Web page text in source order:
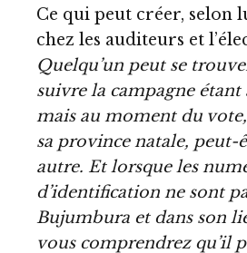
Ce qui peut créer, selon
chez les auditeurs et
Quelqu’un peut se
suivre la campagne
mais au moment du
sa province natale, peut-
autre. Et lorsque les
d’identification ne sont
Bujumbura et dans son
vous comprendrez qu’il